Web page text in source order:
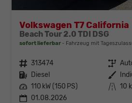
Volkswagen T7 California
Beach Tour 2.0 TDI DSG
sofort lieferbar Fahrzeug mit
Fahrzeugnr. 313474 Getriebe
Kraftstoff Diesel Außenfarbe
Leistung 110 kW (150 PS) Kilometerstand 10
01.08.2026